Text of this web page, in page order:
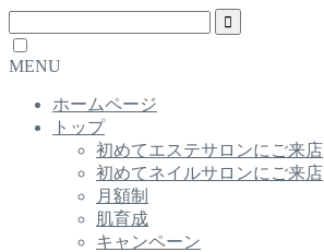
MENU
ホームページ
トップ
初めてエステサロンにご来店
初めてネイルサロンにご来店
月額制
肌育成
キャンペーン